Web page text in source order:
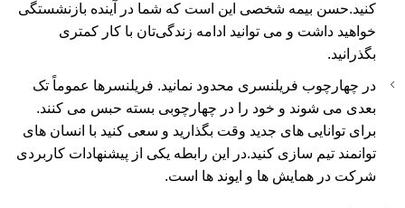
کنید.حسن بیمه شخصی این است که شما در آینده بازنشستگی
خواهید داشت و می توانید ادامه زندگی‌تان با کار کمتری
بگذرانید.
در چهارچوب فریلنسری محدود نمانید. فریلنسرها عموماً تک
بعدی می شوند و خود را در چهارچوبی بسته حبس می کنند.
برای توانایی های جدید وقت بگذارید و سعی کنید با انسان های
توانمند تیم سازی کنید.در این رابطه یکی از پیشنهادات کاربردی
شرکت در همایش ها و ایوند ها است.